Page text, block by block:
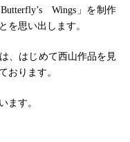
Wings」を制作
を思い出します。
、はじめて西山作品を見
おります。
ます。